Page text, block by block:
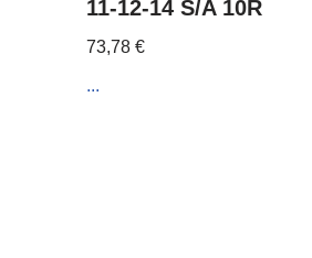
11-12-14 S/A 10R
73,78 €
...